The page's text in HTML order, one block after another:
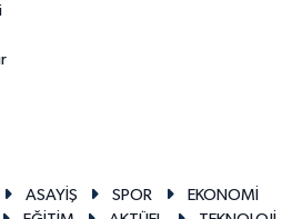
ASAYİŞ SPOR
EKONOMİ